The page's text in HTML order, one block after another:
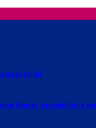
Milei
hacer oposición a